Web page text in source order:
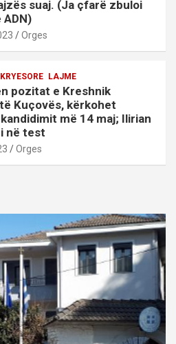
suaj. (Ja çfarë zbuloi
ADN)
Orges
KRYESORE LAJME
pozitat e Kreshnik
Kuçovës, kërkohet
më 14 maj; Ilirian
në test
Orges